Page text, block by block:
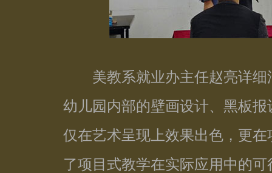
美教系就业办主任赵亮详细
幼儿园内部的壁画设计、黑板
仅在艺术呈现上效果出色，更
了项目式教学在实际应用中的